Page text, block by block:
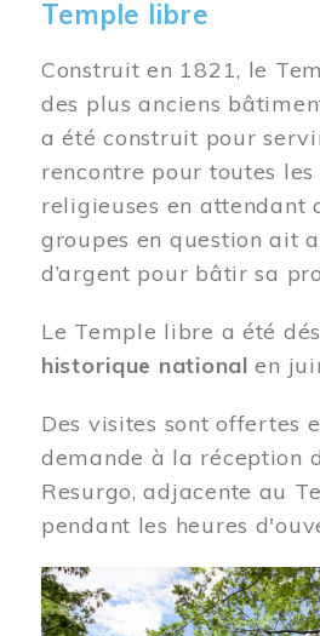
Temple libre
Construit en 1821, le
des plus anciens
a été construit pour
rencontre pour toutes
religieuses en attendant
groupes en question ait
d’argent pour bâtir sa
Le Temple libre a été
historique national en
Des visites sont offertes
demande à la réception
Resurgo, adjacente au
pendant les heures
Image